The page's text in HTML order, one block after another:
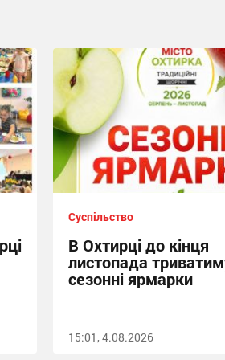
Суспільство
В Охтирці до кінця
листопада
сезонні ярмарки
15:01, 4.08.2026